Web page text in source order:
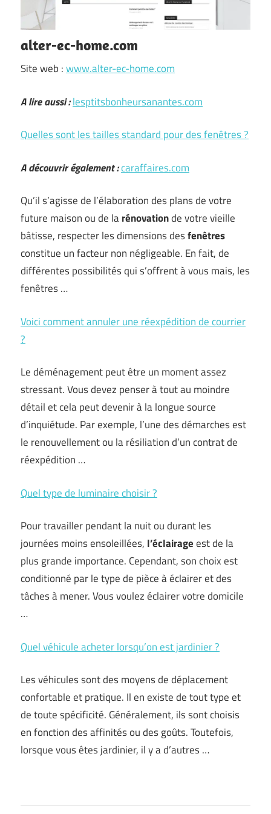
alter-ec-home.com
Site web :www.alter-ec-home.com
A lire aussi :lesptitsbonheursanantes.com
Quelles sont les tailles standard pour des fenêtres ?
A découvrir également :caraffaires.com
Qu’il s’agisse de l’élaboration des plans de votre
future maison ou de larénovationde votre vieille
bâtisse, respecter les dimensions desfenêtres
constitue un facteur non négligeable. En fait, de
différentes possibilités qui s’offrent à vous mais, les
fenêtres …
Voici comment annuler une réexpédition de courrier
?
Le déménagement peut être un moment assez
stressant. Vous devez penser à tout au moindre
détail et cela peut devenir à la longue source
d’inquiétude. Par exemple, l’une des démarches est
le renouvellement ou la résiliation d’un contrat de
réexpédition …
Quel type de luminaire choisir ?
Pour travailler pendant la nuit ou durant les
journées moins ensoleillées, l’éclairageest de la
plus grande importance. Cependant, son choix est
conditionné par le type de pièce à éclairer et des
tâches à mener. Vous voulez éclairer votre domicile
…
Quel véhicule acheter lorsqu’on est jardinier ?
Les véhicules sont des moyens de déplacement
confortable et pratique. Il en existe de tout type et
de toute spécificité. Généralement, ils sont choisis
en fonction des affinités ou des goûts. Toutefois,
lorsque vous êtes jardinier, il y a d’autres …